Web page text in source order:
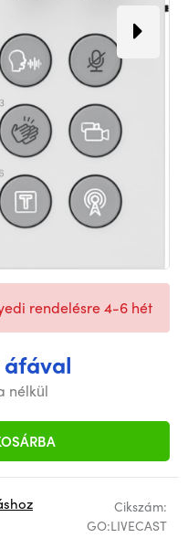
áfával
nélkül
rendelésre 4-6 hét
Cikszám:
GO:LIVECAST